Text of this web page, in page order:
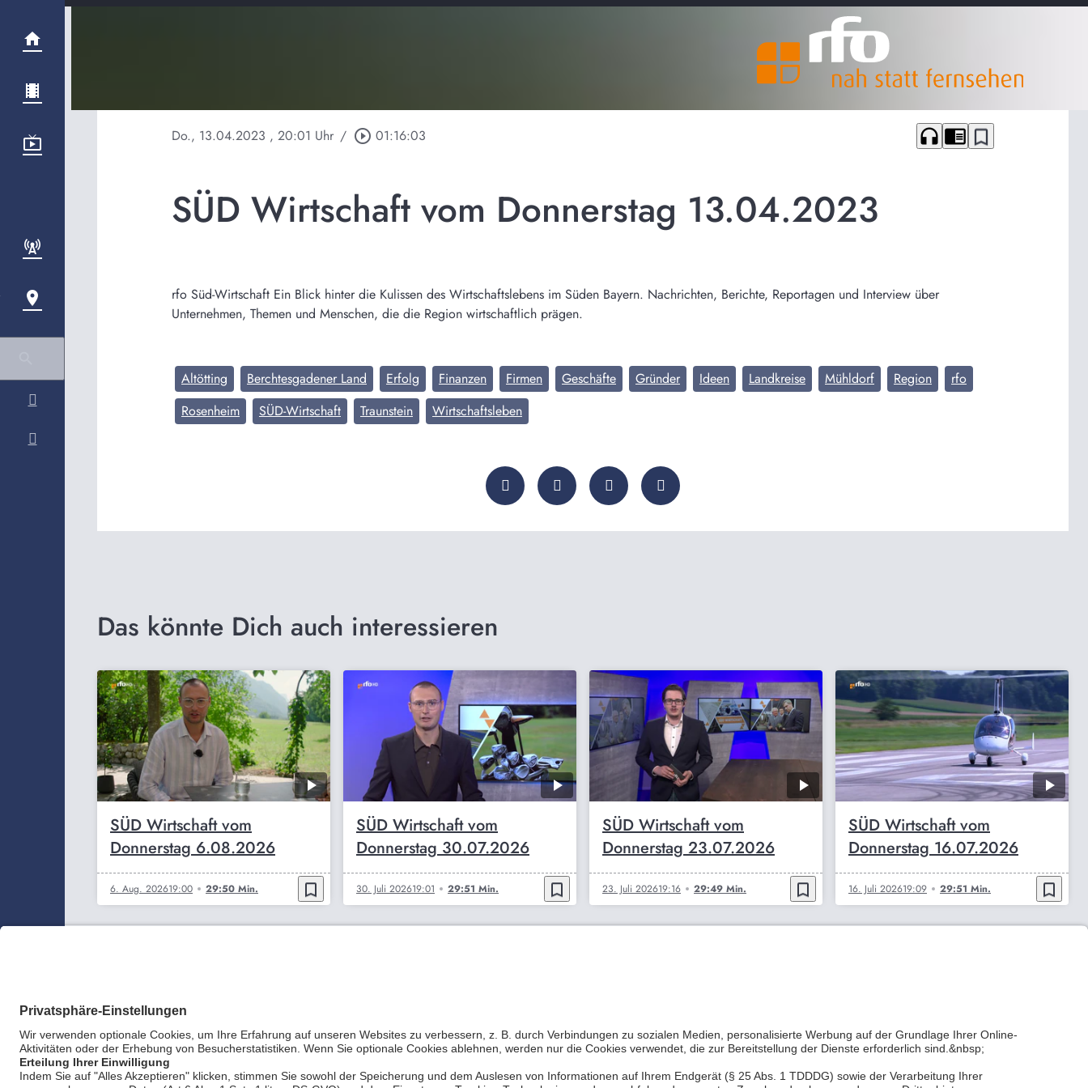
Do., 13.04.2023 , 20:01 Uhr / play_circle_outline 01:16:03 headphones chrome_reader_mode bookmark_border
SÜD Wirtschaft vom Donnerstag 13.04.2023
rfo Süd-Wirtschaft Ein Blick hinter die Kulissen des Wirtschaftslebens im Süden Bayern. Nachrichten, Berichte, Reportagen und Interview über
Unternehmen, Themen und Menschen, die die Region wirtschaftlich prägen.
Altötting Berchtesgadener Land Erfolg Finanzen Firmen Geschäfte Gründer Ideen Landkreise Mühldorf Region
rfo
Rosenheim
SÜD-Wirtschaft Traunstein Wirtschaftsleben
Das könnte Dich auch interessieren
SÜD Wirtschaft vom
Donnerstag 6.08.2026
6. Aug. 202619:00 29:50 Min. bookmark_border
SÜD Wirtschaft vom
Donnerstag 30.07.2026
30. Juli 202619:01 29:51 Min. bookmark_border
SÜD Wirtschaft vom
Donnerstag 23.07.2026
23. Juli 202619:16 29:49 Min. bookmark_border
SÜD Wirtschaft vom
Donnerstag 16.07.2026
16. Juli 202619:09 29:51 Min. bookmark_border